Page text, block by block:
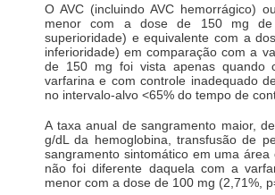
O AVC (incluindo AVC hemorrágico)
menor com a dose de 150 mg de
superioridade) e equivalente com a
inferioridade) em comparação com a
de 150 mg foi vista apenas quando
varfarina e com controle inadequado
no intervalo-alvo <65% do tempo de
A taxa anual de sangramento maior,
g/dL da hemoglobina, transfusão de
sangramento sintomático em uma
não foi diferente daquela com a
menor com a dose de 100 mg (2,71%,